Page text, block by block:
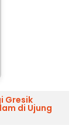
Gresik
di Ujung